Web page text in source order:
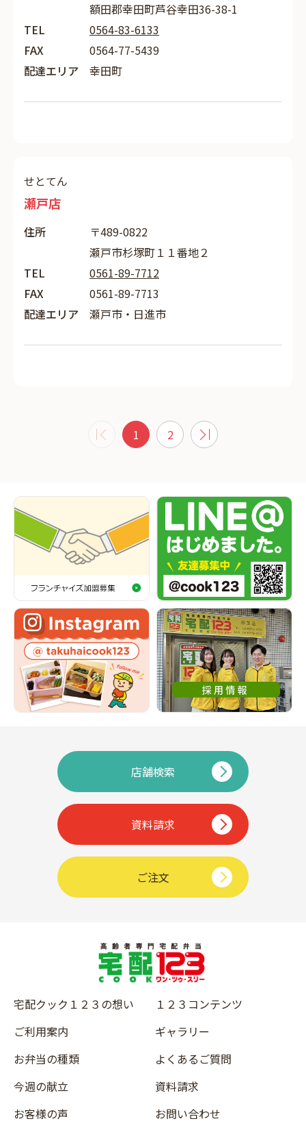
額田郡幸田町芦谷幸田36-38-1
TEL
0564-83-6133
FAX
0564-77-5439
配達エリア
幸田町
せとてん
瀬戸店
住所
〒489-0822
瀬戸市杉塚町１１番地２
TEL
0561-89-7712
FAX
0561-89-7713
配達エリア
瀬戸市・日進市
1 2
店舗検索
資料請求
ご注文
宅配クック１２３の想い
ご利用案内
お弁当の種類
今週の献立
お客様の声
１２３コンテンツ
ギャラリー
よくあるご質問
資料請求
お問い合わせ